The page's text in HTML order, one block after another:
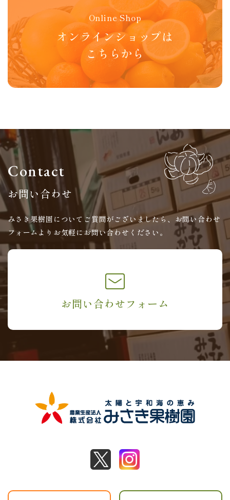
Online Shop
オンラインショップは
​​​​​​​こちらから
Contact
お問い合わせ
みさき果樹園についてご質問がございましたら、 お問い合わせ
フォームよりお気軽にお問い合わせください。
お問い合わせフォーム